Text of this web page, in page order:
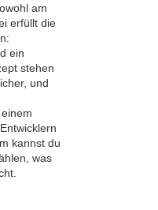
am
erfüllt die
ein
stehen
und
kannst du
was